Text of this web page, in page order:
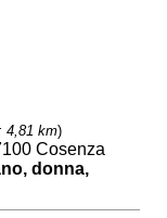
4,81 km)
Cosenza
donna,